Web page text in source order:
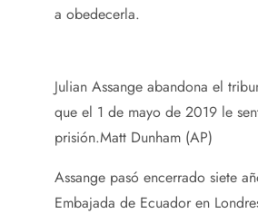
a obedecerla.
Julian Assange abandona el
que el 1 de mayo de 2019 le
prisión.Matt Dunham (AP)
Assange pasó encerrado siete
Embajada de Ecuador en